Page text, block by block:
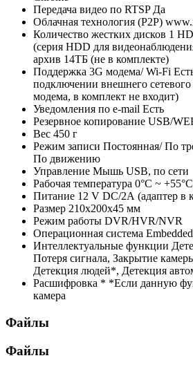
Передача видео по RTSP Да
Облачная технология (P2P)
Количество жестких дисков 1
(серия HDD для
архив 14TБ (не в комплекте)
Поддержка 3G модема/ Wi-Fi
подключении внешнего
модема, в комплект не входит)
Уведомления по e-mail Есть
Резервное копирование USB/
Вес 450 г
Режим записи Постоянная/ По
По движению
Управление Мышь USB, по сети
Рабочая температура 0°С ~
Питание 12 V DC/2А (адаптер в
Размер 210x200x45 мм
Режим работы DVR/HVR/NVR
Операционная система
Интеллектуальные функции
Потеря сигнала, Закрытие
Детекция людей*, Детекция
Расшифровка * *Если данную
камера
Файлы
Файлы